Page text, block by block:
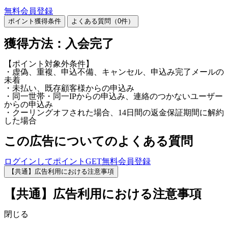
無料会員登録
ポイント獲得条件 よくある質問（0件）
獲得方法：入会完了
【ポイント対象外条件】
・虚偽、重複、申込不備、キャンセル、申込み完了メールの
未着
・未払い、既存顧客様からの申込み
・同一世帯・同一IPからの申込み、連絡のつかないユーザー
からの申込み
・クーリングオフされた場合、14日間の返金保証期間に解約
した場合
この広告についてのよくある質問
ログインしてポイントGET無料会員登録
【共通】広告利用における注意事項
【共通】広告利用における注意事項
閉じる